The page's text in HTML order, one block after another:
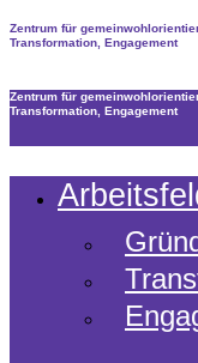
Zum
Inhalt
Zentrum für
Transformation, Engagement
Zentrum für
Transformation, Engagement